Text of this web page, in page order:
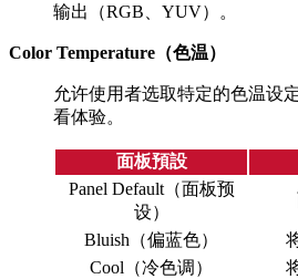
输出（RGB、YUV）。
Color Temperature（色温）
允许使用者选取特定的色温设
看体验。
面板預設
Panel Default（面板预
设）
Bluish（偏蓝色）
Cool（冷色调）